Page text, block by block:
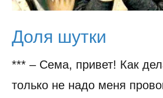
Доля шутки
*** – Сема, привет! Как
только не надо меня